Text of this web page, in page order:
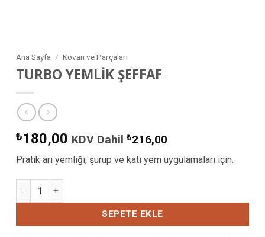
Ana Sayfa / Kovan ve Parçaları
TURBO YEMLİK ŞEFFAF
₺180,00 KDV Dahil ₺216,00
Pratik arı yemliği; şurup ve katı yem uygulamaları için.
SEPETE EKLE